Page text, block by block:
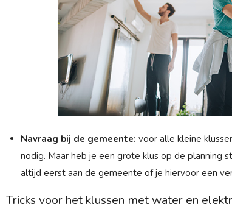
Navraag bij de gemeente: voor alle kleine
nodig. Maar heb je een grote klus op de planning
altijd eerst aan de gemeente of je hiervoor een
Tricks voor het klussen met water en